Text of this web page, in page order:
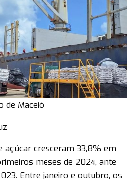
de Maceió
açúcar cresceram 33,8% em
meses de 2024, ante
Entre janeiro e outubro, os